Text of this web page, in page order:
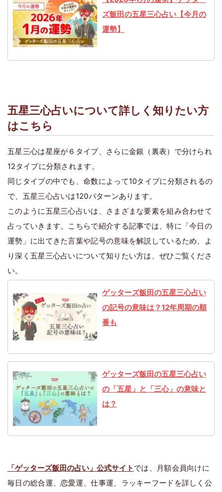
ズ飯田の五星三心占い【今月の
運勢】
五星三心占いについて詳しく知りたい方
はこちら
五星三心は星座が６タイプ、さらに金銀（裏表）で分けられ
12タイプに分類されます。
同じタイプの中でも、命数によって10タイプに分類されるの
で、五星三心占いは120パターンあります。
このように五星三心占いは、さまざまな要素を組み合わせて
占っていきます。こちらで紹介する記事では、特に「今日の
運勢」に出てきた言葉や記号の意味を解説しているため、よ
り深く五星三心占いについて知りたい方は、ぜひご覧くださ
い。
ゲッターズ飯田の五星三心占い
の記号の意味は？12年周期の順
番も
ゲッターズ飯田の五星三心占い
の「五星」と「三心」の意味と
は？
「ゲッターズ飯田の占い」公式サイト では、月額会員向けに
毎日の総合運、恋愛運、仕事運、ラッキーフードを詳しく公